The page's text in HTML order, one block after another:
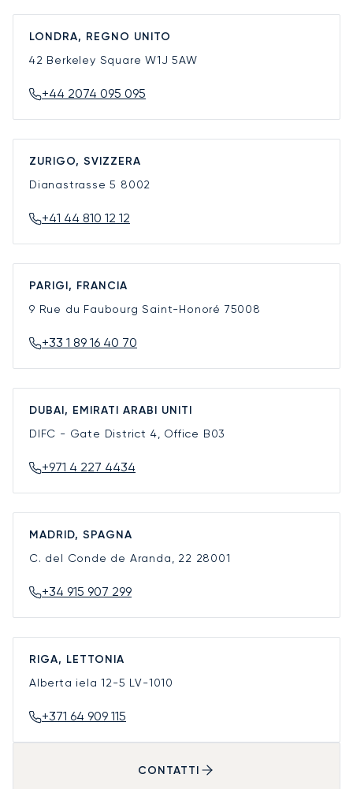
LONDRA, REGNO UNITO
42 Berkeley SquareW1J 5AW
+44 2074 095 095
ZURIGO, SVIZZERA
Dianastrasse 5 8002
+41 44 810 12 12
PARIGI, FRANCIA
9 Rue du Faubourg Saint-Honoré 75008
+33 1 89 16 40 70
DUBAI, EMIRATI ARABI UNITI
DIFC - Gate District 4, Office B03
+971 4 227 4434
MADRID, SPAGNA
C. del Conde de Aranda, 22 28001
+34 915 907 299
RIGA, LETTONIA
Alberta iela 12-5 LV-1010
+371 64 909 115
CONTATTI